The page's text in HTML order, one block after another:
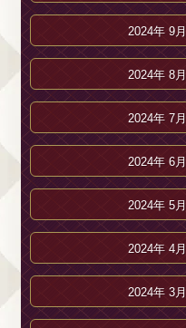
2024年 9月
2024年 8月
2024年 7月
2024年 6月
2024年 5月
2024年 4月
2024年 3月